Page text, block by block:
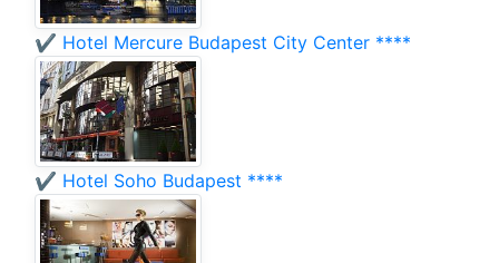
✔️ Hotel Mercure Budapest City Center ****
✔️ Hotel Soho Budapest ****